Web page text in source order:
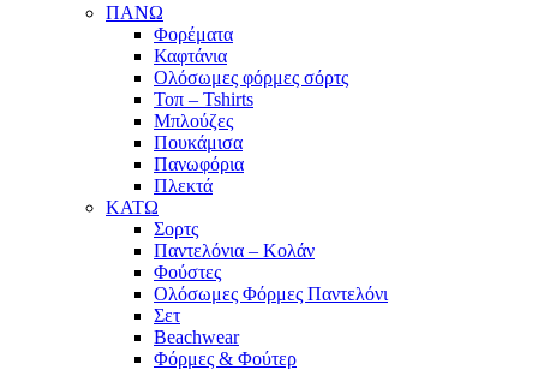
ΠΑΝΩ
Φορέματα
Καφτάνια
Ολόσωμες φόρμες σόρτς
Τοπ – Tshirts
Μπλούζες
Πουκάμισα
Πανωφόρια
Πλεκτά
ΚΑΤΩ
Σορτς
Παντελόνια – Κολάν
Φούστες
Ολόσωμες Φόρμες Παντελόνι
Σετ
Beachwear
Φόρμες & Φούτερ